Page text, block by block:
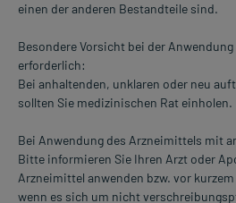
einen der anderen Bestandteile sind.
Besondere Vorsicht bei der
erforderlich:
Bei anhaltenden, unklaren oder neu
sollten Sie medizinischen Rat einholen.
Bei Anwendung des Arzneimittels mit
Bitte informieren Sie Ihren Arzt oder
Arzneimittel anwenden bzw. vor
wenn es sich um nicht